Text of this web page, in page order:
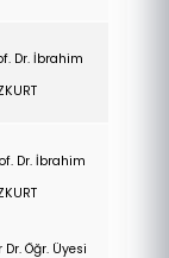
Dr.İbrahim
Dr.İbrahim
Öğr. Üyesi